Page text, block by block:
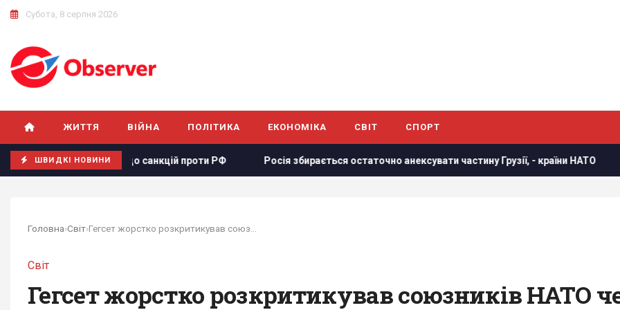
Субота, 8 серпня 2026
ЖИТТЯ ВІЙНА ПОЛІТИКА ЕКОНОМІКА СВІТ СПОРТ
ШВИДКІ НОВИНИ
щодо санкцій проти РФ Росія збирається остаточно анексувати частину Грузії, - країни НАТО В
Головна›Світ›
Світ
Гегсет жорстко розкритикував союзників НАТО